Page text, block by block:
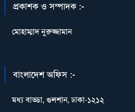
প্রকাশক ও সম্পাদক :-
মোহাম্মাদ নুরুজ্জামান
বাংলাদেশ অফিস :-
মধ্য বাড্ডা, গুলশান, ঢাকা-১২১২